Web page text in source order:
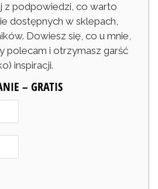
z podpowiedzi, co warto
dostępnych w sklepach,
Dowiesz się, co u mnie,
polecam i otrzymasz garść
inspiracji.
– GRATIS